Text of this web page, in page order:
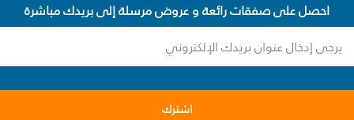
احصل على صفقات رائعة و عروض مرسلة إلى بريدك مباشرة
اشترك